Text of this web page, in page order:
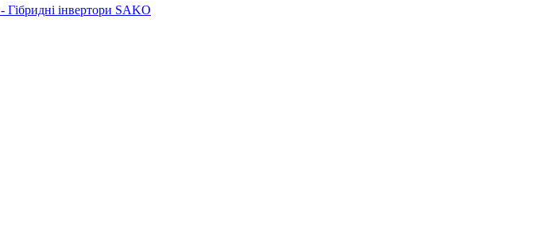
- Гібридні інвертори SAKO